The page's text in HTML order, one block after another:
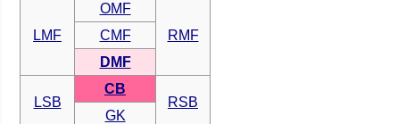
LMF
OMF
RMF
CMF
DMF
LSB
CB
RSB
GK